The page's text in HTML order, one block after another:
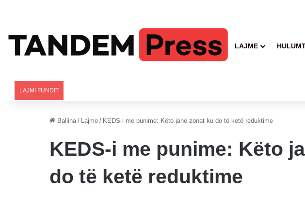
LAJME
LAJMI FUNDIT
Ballina / Lajme / KEDS-i me punime: Këto janë zonat ku do të ketë reduktime
KEDS-i me punime: Këto
do të ketë reduktime